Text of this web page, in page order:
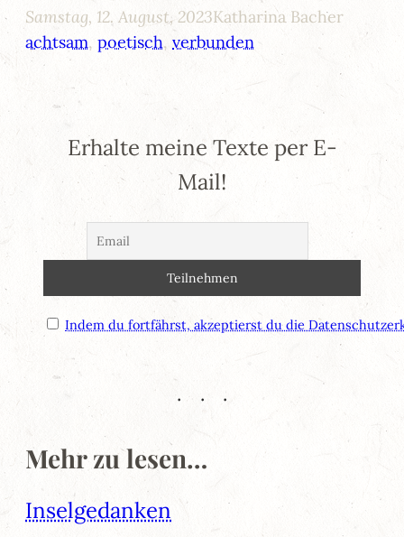
Samstag, 12. August, 2023Katharina Bacher
achtsam, poetisch, verbunden
Erhalte meine Texte per E-
Mail!
Indem du fortfährst, akzeptierst du die
Mehr zu lesen…
Inselgedanken